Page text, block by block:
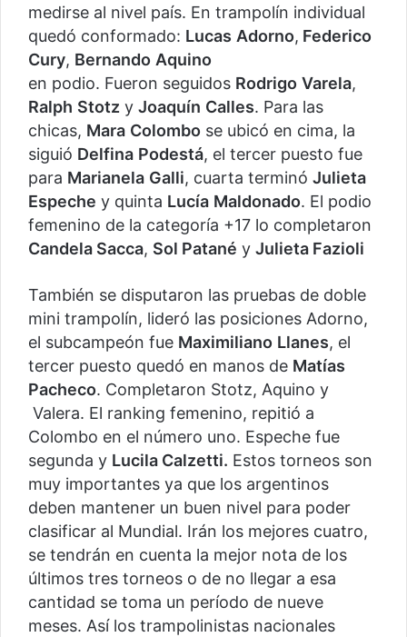
medirse al nivel país. En trampolín individual
quedó conformado: Lucas Adorno, Federico
Cury, Bernando Aquino
en podio. Fueron seguidos Rodrigo Varela,
Ralph Stotz y Joaquín Calles. Para las
chicas, Mara Colombo se ubicó en cima, la
siguió Delfina Podestá, el tercer puesto fue
para Marianela Galli, cuarta terminó Julieta
Espeche y quinta Lucía Maldonado. El podio
femenino de la categoría +17 lo completaron
Candela Sacca, Sol Patané y Julieta Fazioli
También se disputaron las pruebas de doble
mini trampolín, lideró las posiciones Adorno,
el subcampeón fue Maximiliano Llanes, el
tercer puesto quedó en manos de Matías
Pacheco. Completaron Stotz, Aquino y
Valera. El ranking femenino, repitió a
Colombo en el número uno. Espeche fue
segunda y Lucila Calzetti. Estos torneos son
muy importantes ya que los argentinos
deben mantener un buen nivel para poder
clasificar al Mundial. Irán los mejores cuatro,
se tendrán en cuenta la mejor nota de los
últimos tres torneos o de no llegar a esa
cantidad se toma un período de nueve
meses. Así los trampolinistas nacionales